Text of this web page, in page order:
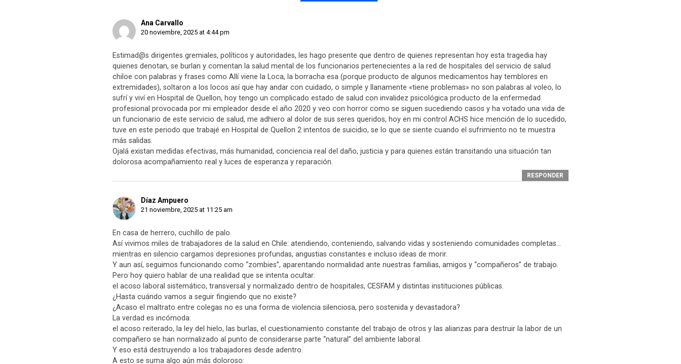
Ana Carvallo
20 noviembre, 2025 at 4:44 pm
Estimad@s dirigentes gremiales, políticos y autoridades, les hago presente que dentro de quienes representan hoy esta tragedia hay
quienes denotan, se burlan y comentan la salud mental de los funcionarios pertenecientes a la red de hospitales del servicio de salud
chiloe con palabras y frases como Allí viene la Loca, la borracha esa (porque producto de algunos medicamentos hay temblores en
extremidades), soltaron a los locos así que hay andar con cuidado, o simple y llanamente «tiene problemas» no son palabras al voleo, lo
sufrí y viví en Hospital de Quellon, hoy tengo un complicado estado de salud con invalidez psicológica producto de la enfermedad
profesional provocada por mi empleador desde el año 2020 y veo con horror como se siguen sucediendo casos y ha votado una vida de
un funcionario de este servicio de salud, me adhiero al dolor de sus seres queridos, hoy en mi control ACHS hice mención de lo sucedido,
tuve en este periodo que trabajé en Hospital de Quellon 2 intentos de suicidio, se lo que se siente cuando el sufrimiento no te muestra
más salidas.
Ojalá existan medidas efectivas, más humanidad, conciencia real del daño, justicia y para quienes están transitando una situación tan
dolorosa acompañamiento real y luces de esperanza y reparación.
RESPONDER
Díaz Ampuero
21 noviembre, 2025 at 11:25 am
En casa de herrero, cuchillo de palo.
Así vivimos miles de trabajadores de la salud en Chile: atendiendo, conteniendo, salvando vidas y sosteniendo comunidades completas…
mientras en silencio cargamos depresiones profundas, angustias constantes e incluso ideas de morir.
Y aun así, seguimos funcionando como “zombies”, aparentando normalidad ante nuestras familias, amigos y “compañeros” de trabajo.
Pero hoy quiero hablar de una realidad que se intenta ocultar:
el acoso laboral sistemático, transversal y normalizado dentro de hospitales, CESFAM y distintas instituciones públicas.
¿Hasta cuándo vamos a seguir fingiendo que no existe?
¿Acaso el maltrato entre colegas no es una forma de violencia silenciosa, pero sostenida y devastadora?
La verdad es incómoda:
el acoso reiterado, la ley del hielo, las burlas, el cuestionamiento constante del trabajo de otros y las alianzas para destruir la labor de un
compañero se han normalizado al punto de considerarse parte “natural” del ambiente laboral.
Y eso está destruyendo a los trabajadores desde adentro.
A esto se suma algo aún más doloroso: